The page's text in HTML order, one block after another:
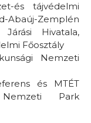
és tájvédelmi
Abaúj-Zemplén
Hivatala,
Főosztály
Nemzeti
és MTÉT
Nemzeti Park